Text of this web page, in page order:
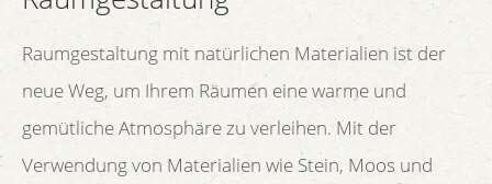
Raumgestaltung mit natürlichen Materialien ist der
neue Weg, um Ihrem Räumen eine warme und
gemütliche Atmosphäre zu verleihen. Mit der
Verwendung von Materialien wie Stein, Moos und